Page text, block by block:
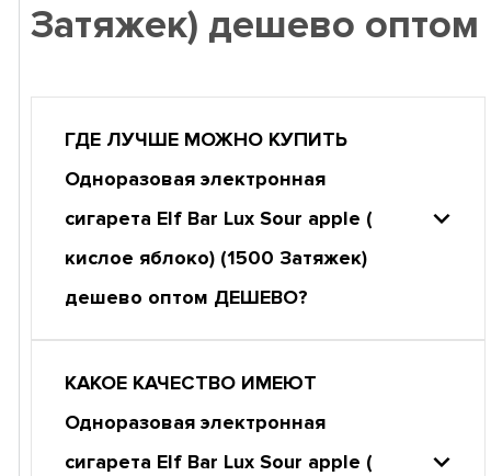
Затяжек) дешево оптом
ГДЕ ЛУЧШЕ МОЖНО КУПИТЬ
Одноразовая электронная
сигарета Elf Bar Lux Sour apple (
кислое яблоко) (1500 Затяжек)
дешево оптом ДЕШЕВО?
КАКОЕ КАЧЕСТВО ИМЕЮТ
Одноразовая электронная
сигарета Elf Bar Lux Sour apple (